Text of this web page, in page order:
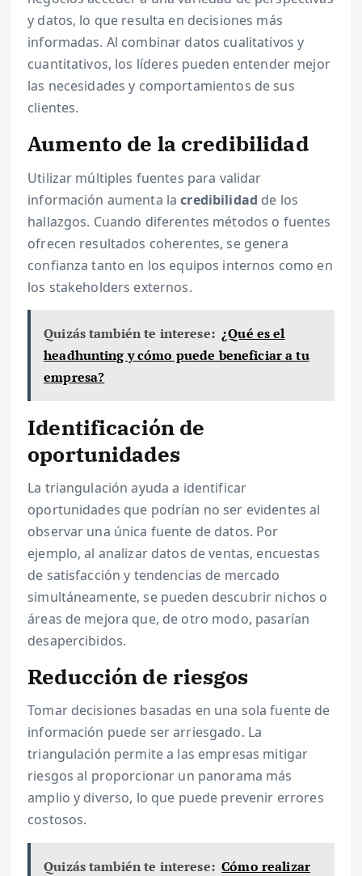
y datos, lo que resulta en decisiones más
informadas. Al combinar datos cualitativos y
cuantitativos, los líderes pueden entender mejor
las necesidades y comportamientos de sus
clientes.
Aumento de la credibilidad
Utilizar múltiples fuentes para validar
información aumenta lacredibilidad de los
hallazgos. Cuando diferentes métodos o fuentes
ofrecen resultados coherentes, se genera
confianza tanto en los equipos internos como en
los stakeholders externos.
Quizás también te interese: ¿Qué es el
headhunting y cómo puede beneficiar a tu
empresa?
Identificación de
oportunidades
La triangulación ayuda a identificar
oportunidades que podrían no ser evidentes al
observar una única fuente de datos. Por
ejemplo, al analizar datos de ventas, encuestas
de satisfacción y tendencias de mercado
simultáneamente, se pueden descubrir nichos o
áreas de mejora que, de otro modo, pasarían
desapercibidos.
Reducción de riesgos
Tomar decisiones basadas en una sola fuente de
información puede ser arriesgado. La
triangulación permite a las empresas mitigar
riesgos al proporcionar un panorama más
amplio y diverso, lo que puede prevenir errores
costosos.
Quizás también te interese: Cómo realizar